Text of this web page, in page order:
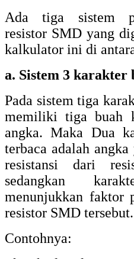
Ada tiga sistem
resistor SMD yang
kalkulator ini di
a. Sistem 3 karakter
Pada sistem tiga
memiliki tiga buah
angka. Maka Dua
terbaca adalah
resistansi dari
sedangkan
menunjukkan faktor
resistor SMD tersebut.
Contohnya: